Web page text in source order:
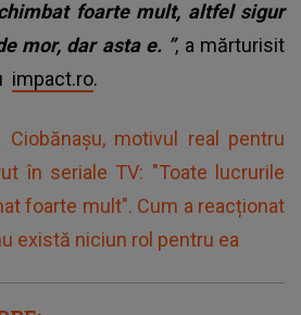
foarte mult, altfel sigur
mor, dar asta e. ”, a mărturisit
impact.ro.
Ciobănașu, motivul real pentru
în seriale TV: "Toate lucrurile
foarte mult". Cum a reacționat
există niciun rol pentru ea